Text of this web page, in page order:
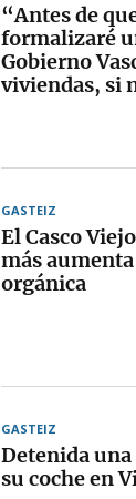
“Antes de
formalizaré
Gobierno
viviendas, si
GASTEIZ
El Casco
más
orgánica
GASTEIZ
Detenida
su coche en